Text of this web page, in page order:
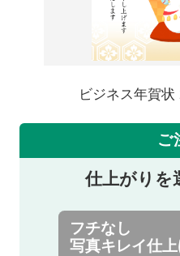
ビジネス年賀状
ご
仕上がりを
フチなし
写真キレイ仕